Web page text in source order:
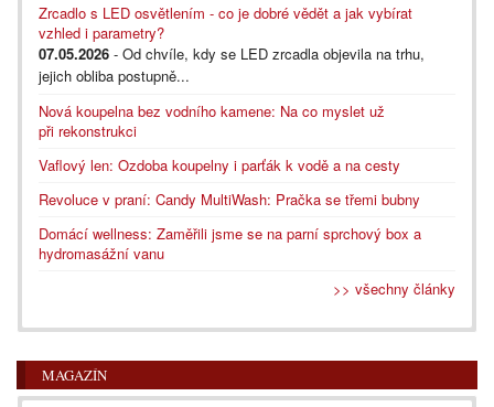
Zrcadlo s LED osvětlením - co je dobré vědět a jak vybírat
vzhled i parametry?
07.05.2026 - Od chvíle, kdy se LED zrcadla objevila na trhu,
jejich obliba postupně...
Nová koupelna bez vodního kamene: Na co myslet už
při rekonstrukci
Vaflový len: Ozdoba koupelny i parťák k vodě a na cesty
Revoluce v praní: Candy MultiWash: Pračka se třemi bubny
Domácí wellness: Zaměřili jsme se na parní sprchový box a
hydromasážní vanu
>> všechny články
MAGAZÍN